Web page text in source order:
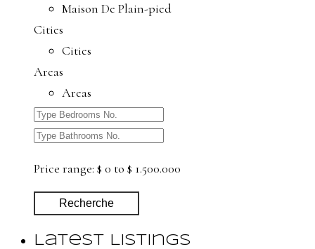
Maison De Plain-pied
Cities
Cities
Areas
Areas
Price range: $ 0 to $ 1.500.000
Recherche
Latest Listings